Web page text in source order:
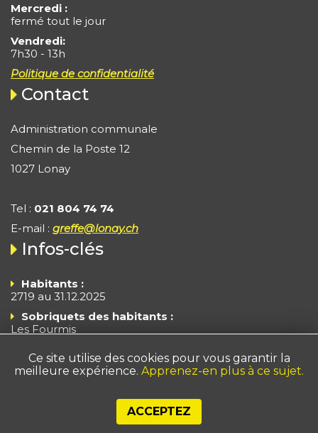
Mercredi :
fermé tout le jour
Vendredi:
7h30 - 13h
Politique de confidentialité
Contact
Administration communale
Chemin de la Poste 12
1027 Lonay
Tel : 021 804 74 74
E-mail : greffe@lonay.ch
Infos-clés
Habitants :
2719 au 31.12.2025
Sobriquets des habitants :
Les Fourmis
Superficie :372 ha
Impôts - Arrêté 2025
Ce site utilise des cookies pour vous garantir la
meilleure expérience. Apprenez-en plus à ce sujet.
ACCEPTEZ